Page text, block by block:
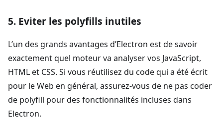
5. Eviter les polyfills inutiles
L’un des grands avantages d’Electron est de savoir
exactement quel moteur va analyser vos JavaScript,
HTML et CSS. Si vous réutilisez du code qui a été écrit
pour le Web en général, assurez-vous de ne pas coder
de polyfill pour des fonctionnalités incluses dans
Electron.